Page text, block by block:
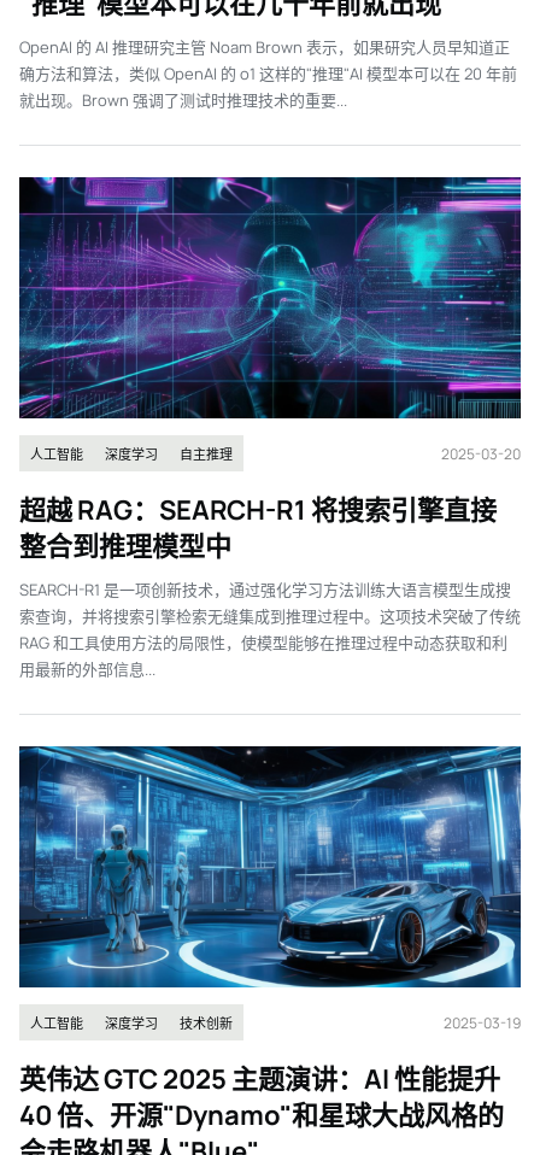
OpenAI 的 AI 推理研究主管 Noam Brown 表示，如果研究人员早知道正
确方法和算法，类似 OpenAI 的 o1 这样的"推理"AI 模型本可以在 20 年前
就出现。Brown 强调了测试时推理技术的重要...
人工智能 深度学习 自主推理 2025-03-20
超越 RAG：SEARCH-R1 将搜索引擎直接
整合到推理模型中
SEARCH-R1 是一项创新技术，通过强化学习方法训练大语言模型生成搜
索查询，并将搜索引擎检索无缝集成到推理过程中。这项技术突破了传统
RAG 和工具使用方法的局限性，使模型能够在推理过程中动态获取和利
用最新的外部信息...
人工智能 深度学习 技术创新 2025-03-19
英伟达 GTC 2025 主题演讲：AI 性能提升
40 倍、开源"Dynamo"和星球大战风格的